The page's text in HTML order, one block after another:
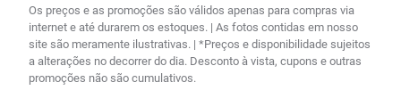
Os preços e as promoções são válidos apenas para compras via
internet e até durarem os estoques. | As fotos contidas em nosso
site são meramente ilustrativas. | *Preços e disponibilidade sujeitos
a alterações no decorrer do dia. Desconto à vista, cupons e outras
promoções não são cumulativos.